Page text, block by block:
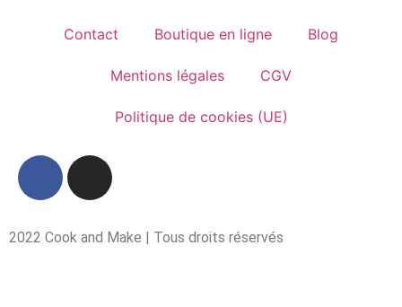
Contact Boutique en ligne Blog
Mentions légales CGV
Politique de cookies (UE)
2022 Cook and Make | Tous droits réservés